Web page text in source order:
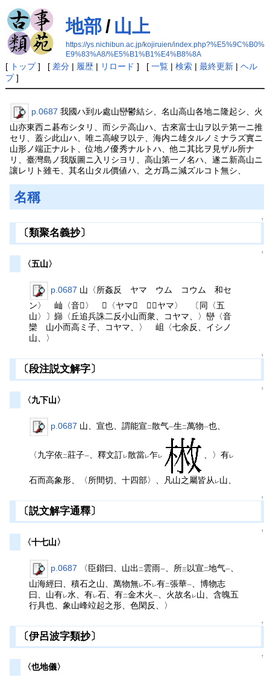
地部/ 山上
https://ys.nichibun.ac.jp/kojiruien/index.php?%E5%9C%B0%
E9%83%A8/%E5%B1%B1%E4%B8%8A
[ トップ] [ 差分| 履歴| リロード ] [ 一覧| 検索| 最終更新| ヘル
プ]
p.0687 我國ハ到ル處山巒鬱結シ、名山高山各地ニ隆起シ、火
山亦東西ニ碁布シタリ、而シテ高山ハ、古來富士山ヲ以テ第一ニ推
セリ、蓋シ此山ハ、唯ニ高峻ヲ以テ、海内ニ雄タルノミナラズ實ニ
山形ノ端正ナルト、位地ノ優秀ナルトハ、他ニ其比ヲ見ザル所ナ
リ、臺灣島ノ我版圖ニ入リシヨリ、高山第一ノ名ハ、遂ニ新高山ニ
讓レリト雖モ、其名山タル價値ハ、之ガ爲ニ減ズルコト無シ、
名稱
↑
〔類聚名義抄〕
↑
〈五山〉
p.0687 山〈所姦反 ヤマ ウム コウム 和セ
ン〉 屾〈音𧧯〉 𡾋〈ヤマ〉 𡿈〈ヤマ〉 〔同〈五
山〉〕巋〈丘追兵誅二反小山而衆、コヤマ、〉巒〈音
欒 山小而高ミ子、コヤマ、〉 岨〈七余反、イシノ
山、〉
↑
〔段注説文解字〕
↑
〈九下山〉
p.0687 山、宣也、謂能宣二散气一生二萬物一也、
〈九字依二莊子一 、釋文訂レ散當レ乍レ 、〉有レ
石而高象形、〈所間切、十四部〉、凡山之屬皆从 レ 山、
↑
〔説文解字通釋〕
↑
〈十七山〉
p.0687 〈臣鍇曰、山出 二雲雨一 、所三 以宣二地气一
山海經曰、積石之山、萬物無レ不 レ有二張華一、博物志
曰、山有レ水、有レ石、有二金木火一、火故名 レ 山、含魄五
行具也、象山峰竝起之形、色閑反、〉
↑
〔伊呂波字類抄〕
↑
〈也地儀〉